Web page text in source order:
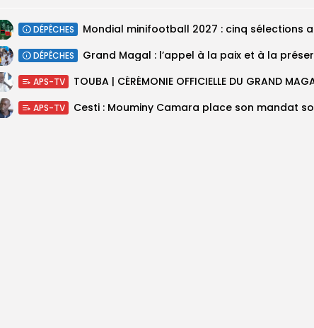
DÉPÊCHES
DÉPÊCHES
APS-TV
APS-TV